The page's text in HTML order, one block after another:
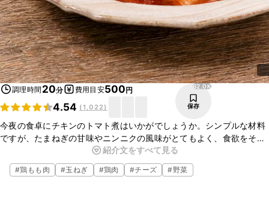
調理時間 20分 費用目安500円
4.54 (1,022)
62.0K
保存
今夜の食卓にチキンのトマト煮はいかがでしょうか。シンプルな材料
ですが、たまねぎの甘味やニンニクの風味がとてもよく、食欲をそそ
ります。お好みでパプリカやズッキーニなどの野菜を入れてボリュー
ムアップをしていただくのもおすすめですよ。
紹介文をすべて見る
#鶏もも肉 #玉ねぎ #鶏肉 #チーズ #野菜